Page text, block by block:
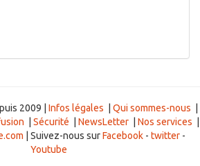
2009 | Infos légales Qui sommes-nous
Sécurité NewsLetter Nos services
| Suivez-nous surFacebook- twitter-
Youtube